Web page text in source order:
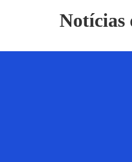
Notícias